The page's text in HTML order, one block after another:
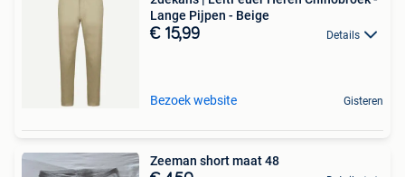
Lange Pijpen - Beige
€ 15,99 Details
Bezoek website Gisteren
Zeeman short maat 48